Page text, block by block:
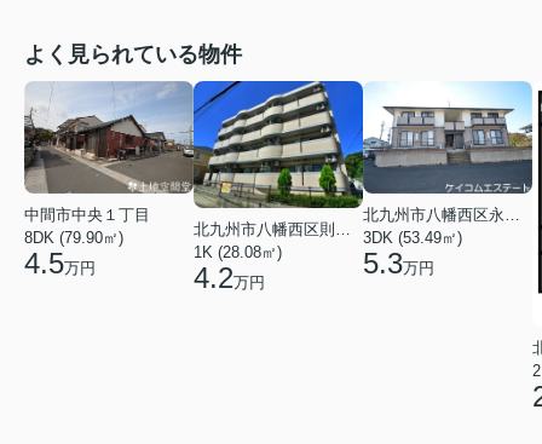
よく見られている物件
中間市中央１丁目
8DK (79.90㎡)
4.5万円
北九州市八幡西区則松１丁目
1K (28.08㎡)
4.2万円
3DK (53.49㎡)
5.3万円